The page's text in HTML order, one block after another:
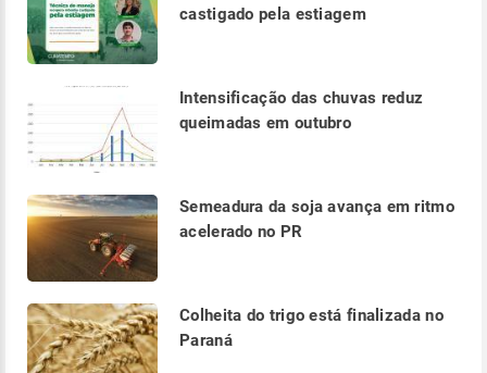
castigado pela estiagem
Intensificação das chuvas reduz
queimadas em outubro
Semeadura da soja avança em ritmo
acelerado no PR
Colheita do trigo está finalizada no
Paraná